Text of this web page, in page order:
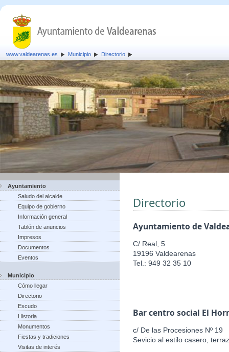
www.valdearenas.es Municipio Directorio
Ayuntamiento
Saludo del alcalde
Equipo de gobierno
Información general
Tablón de anuncios
Impresos
Documentos
Eventos
Municipio
Cómo llegar
Directorio
Escudo
Historia
Monumentos
Fiestas y tradiciones
Visitas de interés
Directorio
Ayuntamiento de
C/ Real, 5
19196 Valdearenas
Tel.: 949 32 35 10
Bar centro social El
c/ De las Procesiones Nº 19
Sevicio al estilo casero,